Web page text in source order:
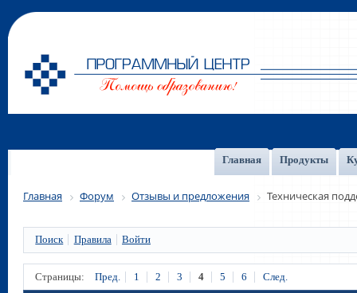
Главная Продукты
Главная Форум Отзывы и предложения Техническая
Поиск Правила Войти
Страницы: Пред. 1 2 3 4 5 6 След.